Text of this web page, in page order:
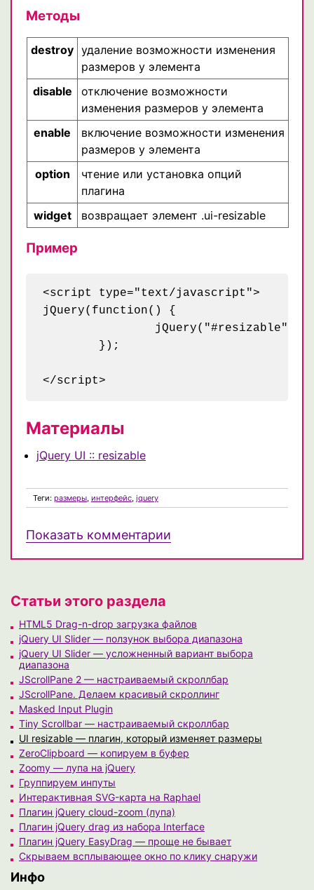
Методы
destroy удаление возможности изменения
размеров у элемента
disable
отключение возможности
изменения размеров у элемента
enable
включение возможности изменения
размеров у элемента
option
чтение или установка опций
плагина
widget
возвращает элемент .ui-resizable
Пример
<script type="text/javascript">
jQuery(function() {
Материалы
jQuery UI :: resizable
Теги: размеры, интерфейс, jquery
Показать комментарии
Статьи этого раздела
HTML5 Drag-n-drop загрузка файлов
jQuery UI Slider — ползунок выбора диапазона
jQuery UI Slider — усложненный вариант выбора
диапазона
JScrollPane 2 — настраиваемый скроллбар
JScrollPane. Делаем красивый скроллинг
Masked Input Plugin
Tiny Scrollbar — настраиваемый скроллбар
UI resizable — плагин, который изменяет размеры
ZeroClipboard — копируем в буфер
Zoomy — лупа на jQuery
Группируем инпуты
Интерактивная SVG-карта на Raphael
Плагин jQuery cloud-zoom (лупа)
Плагин jQuery drag из набора Interface
Плагин jQuery EasyDrag — проще не бывает
Скрываем всплывающее окно по клику снаружи
Инфо